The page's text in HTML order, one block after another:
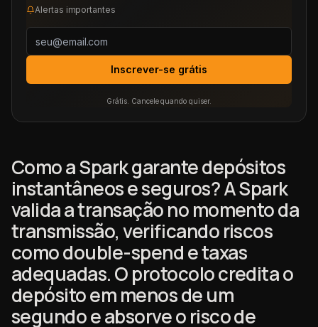
Alertas importantes
Inscrever-se grátis
Grátis. Cancele quando quiser.
Como a Spark garante depósitos
instantâneos e seguros? A Spark
valida a transação no momento da
transmissão, verificando riscos
como double-spend e taxas
adequadas. O protocolo credita o
depósito em menos de um
segundo e absorve o risco de